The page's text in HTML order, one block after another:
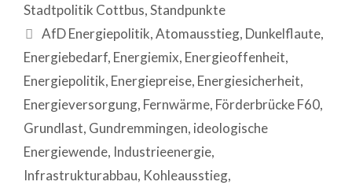
Stadtpolitik Cottbus,Standpunkte
AfD Energiepolitik,Atomausstieg, Dunkelflaute,
Energiebedarf, Energiemix, Energieoffenheit,
Energiepolitik, Energiepreise, Energiesicherheit,
Energieversorgung, Fernwärme, Förderbrücke F60,
Grundlast, Gundremmingen, ideologische
Energiewende, Industrieenergie,
Infrastrukturabbau, Kohleausstieg,